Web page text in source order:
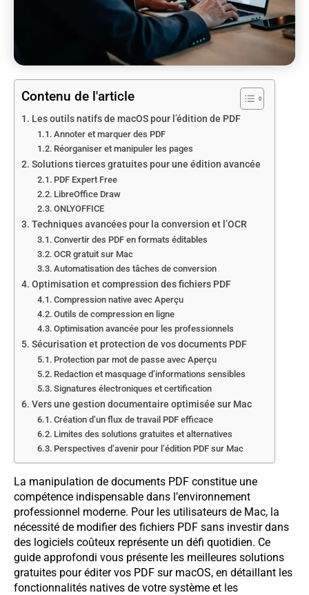
Contenu de l'article
Les outils natifs de macOS pour l’édition de PDF
Annoter et marquer des PDF
Réorganiser et manipuler les pages
Solutions tierces gratuites pour une édition avancée
PDF Expert Free
LibreOffice Draw
ONLYOFFICE
Techniques avancées pour la conversion et l’OCR
Convertir des PDF en formats éditables
OCR gratuit sur Mac
Automatisation des tâches de conversion
Optimisation et compression des fichiers PDF
Compression native avec Aperçu
Outils de compression en ligne
Optimisation avancée pour les professionnels
Sécurisation et protection de vos documents PDF
Protection par mot de passe avec Aperçu
Redaction et masquage d’informations sensibles
Signatures électroniques et certification
Vers une gestion documentaire optimisée sur Mac
Création d’un flux de travail PDF efficace
Limites des solutions gratuites et alternatives
Perspectives d’avenir pour l’édition PDF sur Mac
La manipulation de documents PDF constitue une
compétence indispensable dans l’environnement
professionnel moderne. Pour les utilisateurs de Mac, la
nécessité de modifier des fichiers PDF sans investir dans
des logiciels coûteux représente un défi quotidien. Ce
guide approfondi vous présente les meilleures solutions
gratuites pour éditer vos PDF sur macOS, en détaillant les
fonctionnalités natives de votre système et les